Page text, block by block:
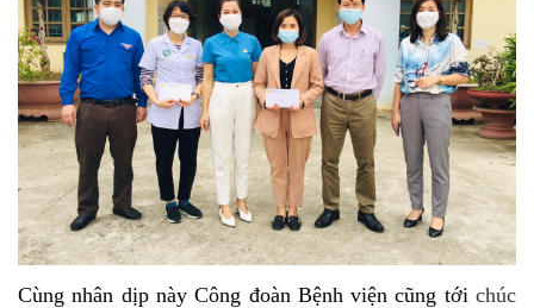
Cùng nhân dịp này Công đoàn Bệnh viện cũng tới chúc